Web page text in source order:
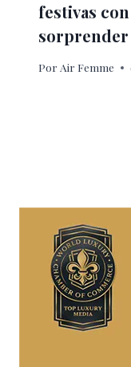
festivas
sorprender
Por Air Femme